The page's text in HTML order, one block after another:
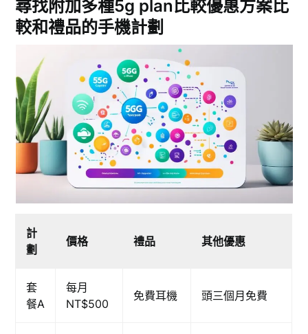
尋找附加多種5g plan比較優惠方案比
較和禮品的手機計劃
計
劃
價格 禮品 其他優惠
套
餐A
每月
NT$500
免費耳機 頭三個月免費